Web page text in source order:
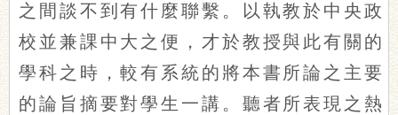
之間談不到有什麼聯繫。以執教於中央政
校並兼課中大之便，才於教授與此有關的
學科之時，較有系統的將本書所論之主要
的論旨摘要對學生一講。聽者所表現之熱